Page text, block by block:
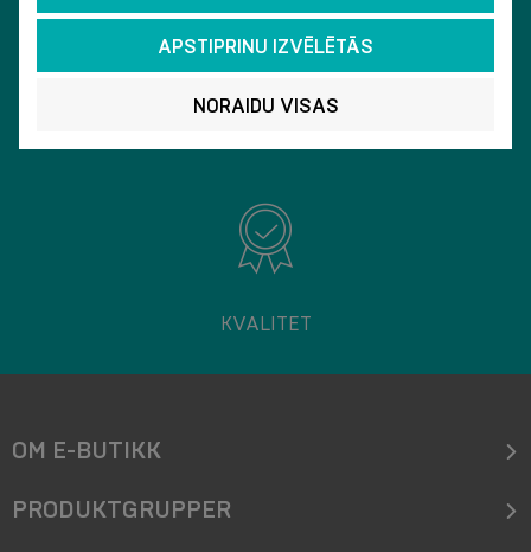
KVALITET
OM E-BUTIKK
PRODUKTGRUPPER
APSTIPRINU IZVĒLĒTĀS
NORAIDU VISAS